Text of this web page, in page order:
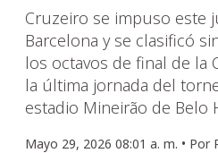
Cruzeiro se impuso este
Barcelona y se clasificó
los octavos de final de la
la última jornada del
estadio Mineirão de Belo
Mayo 29, 2026 08:01 a. m. • Por